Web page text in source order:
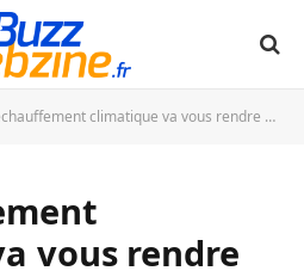
climatique va vous rendre pauvre
vous rendre